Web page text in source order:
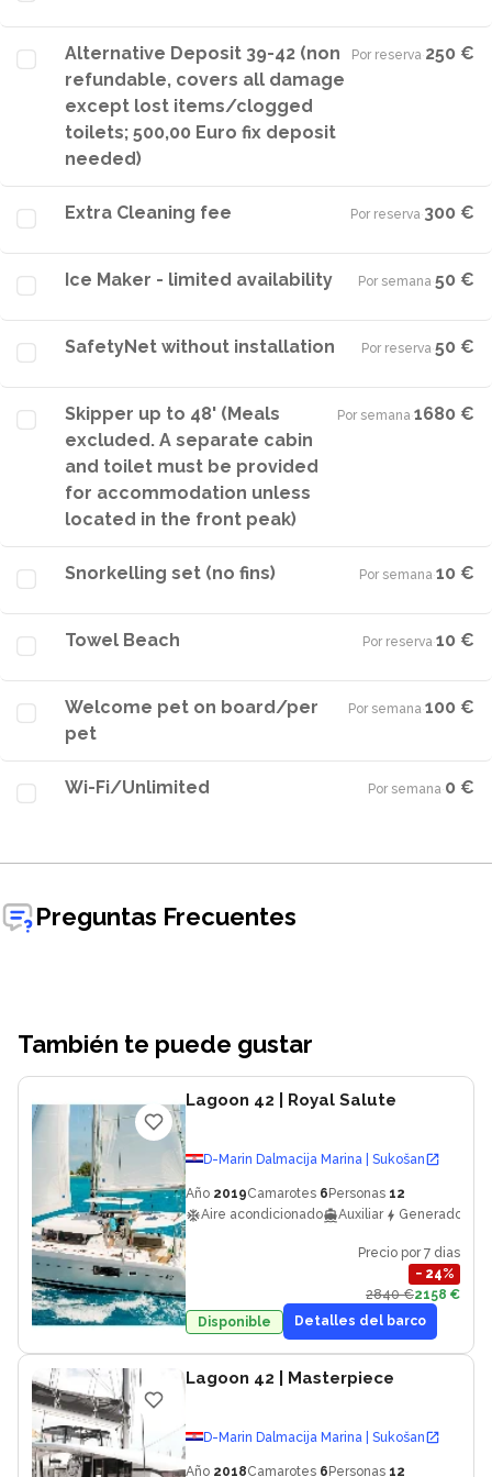
Alternative Deposit 39-42 (non
refundable, covers all damage
except lost items/clogged
toilets; 500,00 Euro fix deposit
needed)
Por reserva·250 €
Extra Cleaning fee Por reserva·300 €
Ice Maker - limited availability Por semana·50 €
SafetyNet without installation Por reserva·50 €
Skipper up to 48' (Meals
excluded. A separate cabin
and toilet must be provided
for accommodation unless
located in the front peak)
Por semana·1680 €
Snorkelling set (no fins) Por semana·10 €
Towel Beach Por reserva·10 €
Welcome pet on board/per
pet
Por semana·100 €
Wi-Fi/Unlimited Por semana·0 €
Preguntas Frecuentes
También te puede gustar
Lagoon 42 | Royal Salute
D-Marin Dalmacija Marina | Sukošan
Año 2019Camarotes 6 Personas 12
Aire acondicionado
Auxiliar Generador
Precio por 7 dias
− 24%
2840 €2158 €
Disponible
Detalles del barco
Lagoon 42 | Masterpiece
D-Marin Dalmacija Marina | Sukošan
Año 2018Camarotes 6 Personas 12